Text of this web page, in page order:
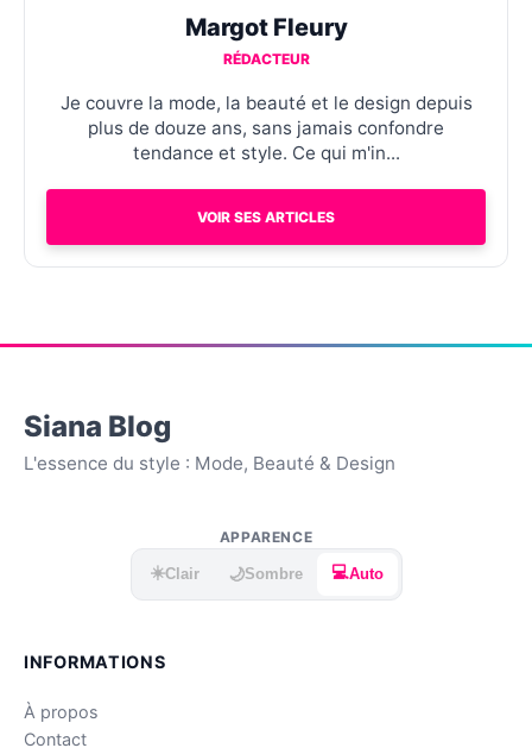
Margot Fleury
RÉDACTEUR
Je couvre la mode, la beauté et le design depuis
plus de douze ans, sans jamais confondre
tendance et style. Ce qui m'in...
VOIR SES ARTICLES
Siana Blog
L'essence du style : Mode, Beauté & Design
APPARENCE
☀️Clair 🌙Sombre 💻Auto
INFORMATIONS
À propos
Contact